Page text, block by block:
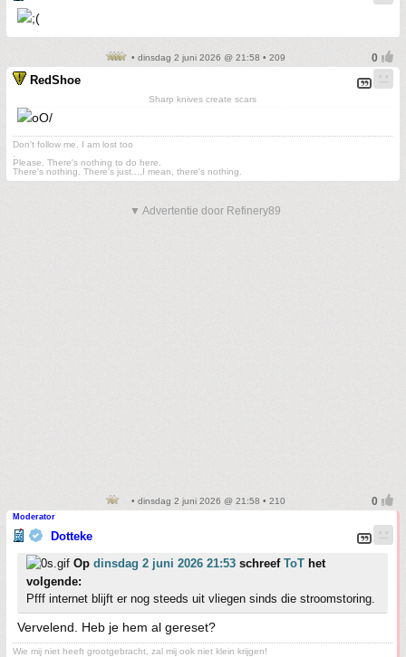
• dinsdag 2 juni 2026 @ 21:58 • 209
RedShoe
Sharp knives create scars
Don't follow me. I am lost too
Please. There's nothing to do here.
There's nothing. There's just....I mean, there's nothing.
▼ Advertentie door Refinery89
• dinsdag 2 juni 2026 @ 21:58 • 210
Moderator
Dotteke
Op dinsdag 2 juni 2026 21:53 schreef ToT het
volgende:
Pfff internet blijft er nog steeds uit vliegen sinds die stroomstoring.
Vervelend. Heb je hem al gereset?
Wie mij niet heeft grootgebracht, zal mij ook niet klein krijgen!